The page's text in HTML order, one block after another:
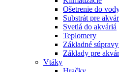
Ošetrenie do
Substrát pre
Svetlá do akváriá
Teplomery
Základné
Základy pre
Vtáky